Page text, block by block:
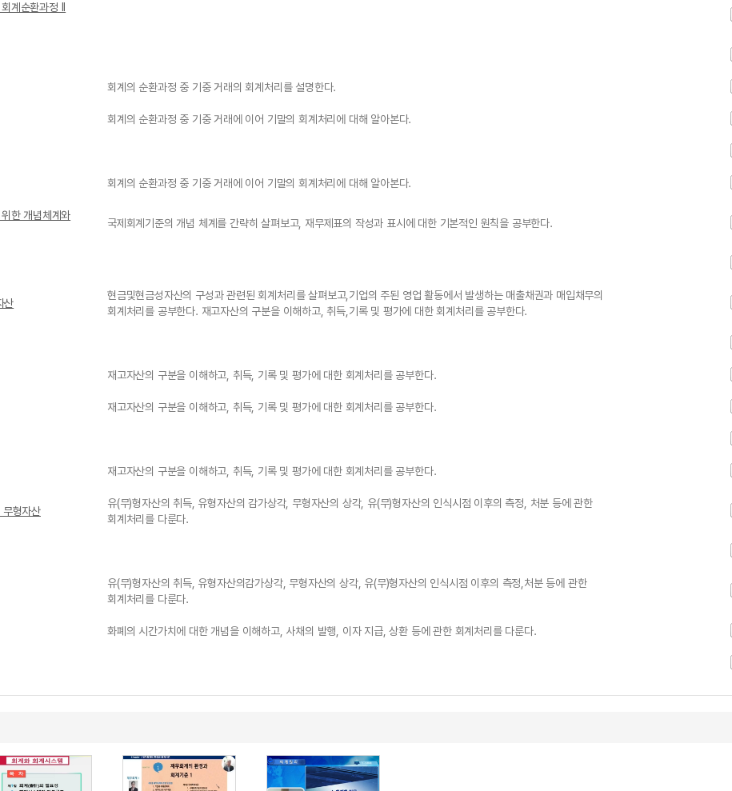
계순환과정 II
회계의 순환과정 중 기중 거래의 회계처리를 설명한다.
회계의 순환과정 중 기중 거래에 이어 기말의 회계처리에 대해 알아본다.
회계의 순환과정 중 기중 거래에 이어 기말의 회계처리에 대해 알아본다.
한 개념체계와
국제회계기준의 개념 체계를 간략히 살펴보고, 재무제표의 작성과 표시에 대한 기본적인 원칙을 공부한다.
산
현금및현금성자산의 구성과 관련된 회계처리를 살펴보고,기업의 주된 영업 활동에서 발생하는 매출채권과 매입채무의
회계처리를 공부한다. 재고자산의 구분을 이해하고, 취득,기록 및 평가에 대한 회계처리를 공부한다.
재고자산의 구분을 이해하고, 취득, 기록 및 평가에 대한 회계처리를 공부한다.
재고자산의 구분을 이해하고, 취득, 기록 및 평가에 대한 회계처리를 공부한다.
재고자산의 구분을 이해하고, 취득, 기록 및 평가에 대한 회계처리를 공부한다.
형자산
유(무)형자산의 취득, 유형자산의 감가상각, 무형자산의 상각, 유(무)형자산의 인식시점 이후의 측정, 처분 등에 관한
회계처리를 다룬다.
유(무)형자산의 취득, 유형자산의감가상각, 무형자산의 상각, 유(무)형자산의 인식시점 이후의 측정,처분 등에 관한
회계처리를 다룬다.
화폐의 시간가치에 대한 개념을 이해하고, 사채의 발행, 이자 지급, 상환 등에 관한 회계처리를 다룬다.